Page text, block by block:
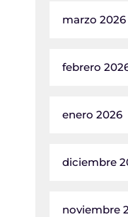
marzo 2026
febrero
enero 2026
diciembre
noviembre